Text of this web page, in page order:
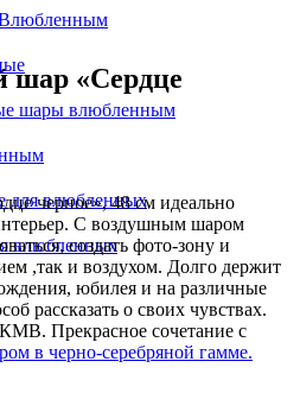
шары влюбленным
для влюбленных
влюбленных
шар «Сердце
черное», 48 см идеально
С воздушным шаром
создать фото-зону и
,так и воздухом. Долго держит
юбилея и на различные
рассказать о своих чувствах.
Прекрасное сочетание с
в черно-серебряной гамме.